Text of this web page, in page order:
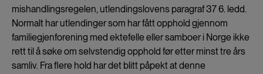
mishandlingsregelen, utlendingslovens paragraf 37 6. ledd.
Normalt har utlendinger som har fått opphold gjennom
familiegjenforening med ektefelle eller samboer i Norge ikke
rett til å søke om selvstendig opphold før etter minst tre års
samliv. Fra flere hold har det blitt påpekt at denne